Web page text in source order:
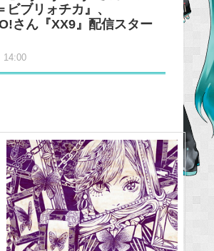
ビブリォチカ』、
さん『XX9』配信スター
14:00